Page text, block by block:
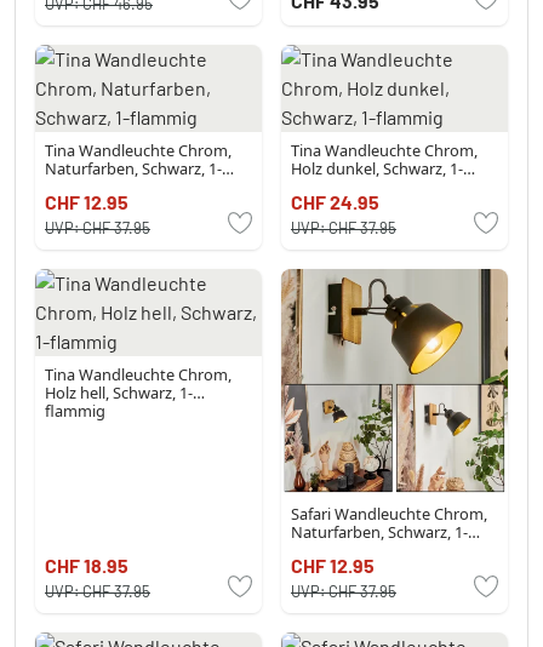
Tina Wandleuchte Chrom,
Naturfarben, Schwarz, 1-
CHF 12.95
UVP:CHF 37.95
Tina Wandleuchte Chrom,
Holz dunkel, Schwarz, 1-
CHF 24.95
UVP:CHF 37.95
Tina Wandleuchte Chrom,
Holz hell, Schwarz, 1-
flammig
CHF 18.95
UVP:CHF 37.95
Safari Wandleuchte Chrom,
Naturfarben, Schwarz, 1-
CHF 12.95
UVP:CHF 37.95